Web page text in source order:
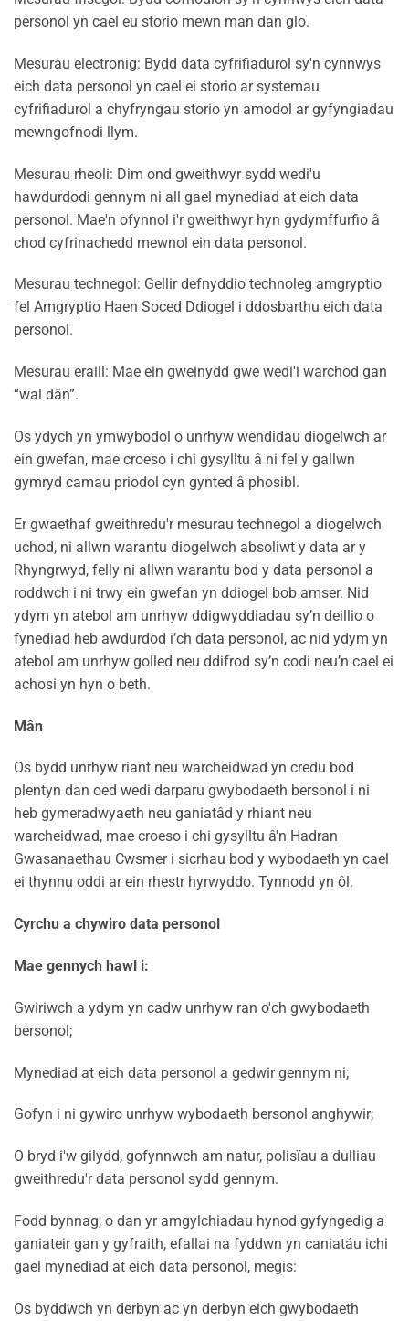
personol yn cael eu storio mewn man dan glo.
Mesurau electronig: Bydd data cyfrifiadurol sy'n cynnwys
eich data personol yn cael ei storio ar systemau
cyfrifiadurol a chyfryngau storio yn amodol ar gyfyngiadau
mewngofnodi llym.
Mesurau rheoli: Dim ond gweithwyr sydd wedi'u
hawdurdodi gennym ni all gael mynediad at eich data
personol. Mae'n ofynnol i'r gweithwyr hyn gydymffurfio â
chod cyfrinachedd mewnol ein data personol.
Mesurau technegol: Gellir defnyddio technoleg amgryptio
fel Amgryptio Haen Soced Ddiogel i ddosbarthu eich data
personol.
Mesurau eraill: Mae ein gweinydd gwe wedi'i warchod gan
“wal dân”.
Os ydych yn ymwybodol o unrhyw wendidau diogelwch ar
ein gwefan, mae croeso i chi gysylltu â ni fel y gallwn
gymryd camau priodol cyn gynted â phosibl.
Er gwaethaf gweithredu'r mesurau technegol a diogelwch
uchod, ni allwn warantu diogelwch absoliwt y data ar y
Rhyngrwyd, felly ni allwn warantu bod y data personol a
roddwch i ni trwy ein gwefan yn ddiogel bob amser. Nid
ydym yn atebol am unrhyw ddigwyddiadau sy’n deillio o
fynediad heb awdurdod i’ch data personol, ac nid ydym yn
atebol am unrhyw golled neu ddifrod sy’n codi neu’n cael ei
achosi yn hyn o beth.
Mân
Os bydd unrhyw riant neu warcheidwad yn credu bod
plentyn dan oed wedi darparu gwybodaeth bersonol i ni
heb gymeradwyaeth neu ganiatâd y rhiant neu
warcheidwad, mae croeso i chi gysylltu â'n Hadran
Gwasanaethau Cwsmer i sicrhau bod y wybodaeth yn cael
ei thynnu oddi ar ein rhestr hyrwyddo. Tynnodd yn ôl.
Cyrchu a chywiro data personol
Mae gennych hawl i:
Gwiriwch a ydym yn cadw unrhyw ran o'ch gwybodaeth
bersonol;
Mynediad at eich data personol a gedwir gennym ni;
Gofyn i ni gywiro unrhyw wybodaeth bersonol anghywir;
O bryd i'w gilydd, gofynnwch am natur, polisïau a dulliau
gweithredu'r data personol sydd gennym.
Fodd bynnag, o dan yr amgylchiadau hynod gyfyngedig a
ganiateir gan y gyfraith, efallai na fyddwn yn caniatáu ichi
gael mynediad at eich data personol, megis:
Os byddwch yn derbyn ac yn derbyn eich gwybodaeth